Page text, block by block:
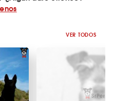
VER TODOS